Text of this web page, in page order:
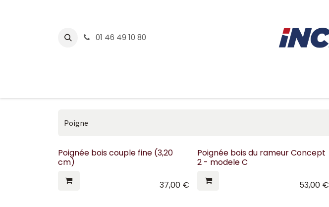
01 46 49 10 80
Poignée bois couple fine (3,20
cm)
37,00 €
Poignée bois du rameur Concept
2 - modele C
53,00€